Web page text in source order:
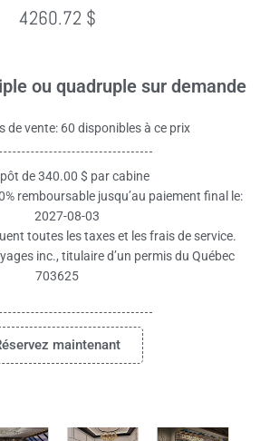
4260.72 $
ou quadruple sur demande
de vente: 60 disponibles à ce prix
de 340.00 $ par cabine
remboursable jusqu’au paiement final le:
2027-08-03
toutes les taxes et les frais de service.
inc., titulaire d’un permis du Québec
703625
maintenant